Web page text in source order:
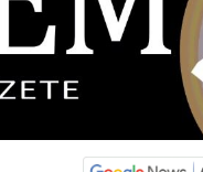
Kabri
Değerlendirme Toplantısı